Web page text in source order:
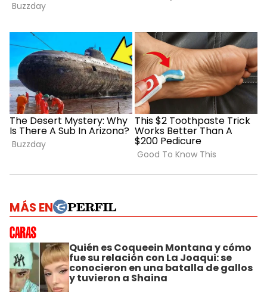
MÁS EN
Quién es Coqueein Montana y cómo
fue su relación con La Joaqui: se
conocieron en una batalla de gallos
y tuvieron a Shaina